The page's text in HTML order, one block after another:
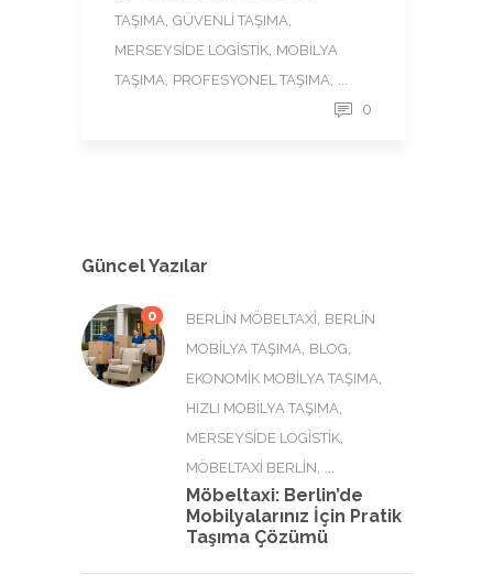
TAŞIMA GÜVENLI TAŞIMA
MERSEYSIDE LOGISTIK MOBILYA
TAŞIMA PROFESYONEL TAŞIMA
0
Güncel Yazılar
0 BERLIN MÖBELTAXI BERLIN
MOBILYA TAŞIMA BLOG
EKONOMIK MOBILYA TAŞIMA
HIZLI MOBILYA TAŞIMA
MERSEYSIDE LOGISTIK
MÖBELTAXI BERLIN
Möbeltaxi: Berlin’de
Mobilyalarınız İçin Pratik
Taşıma Çözümü